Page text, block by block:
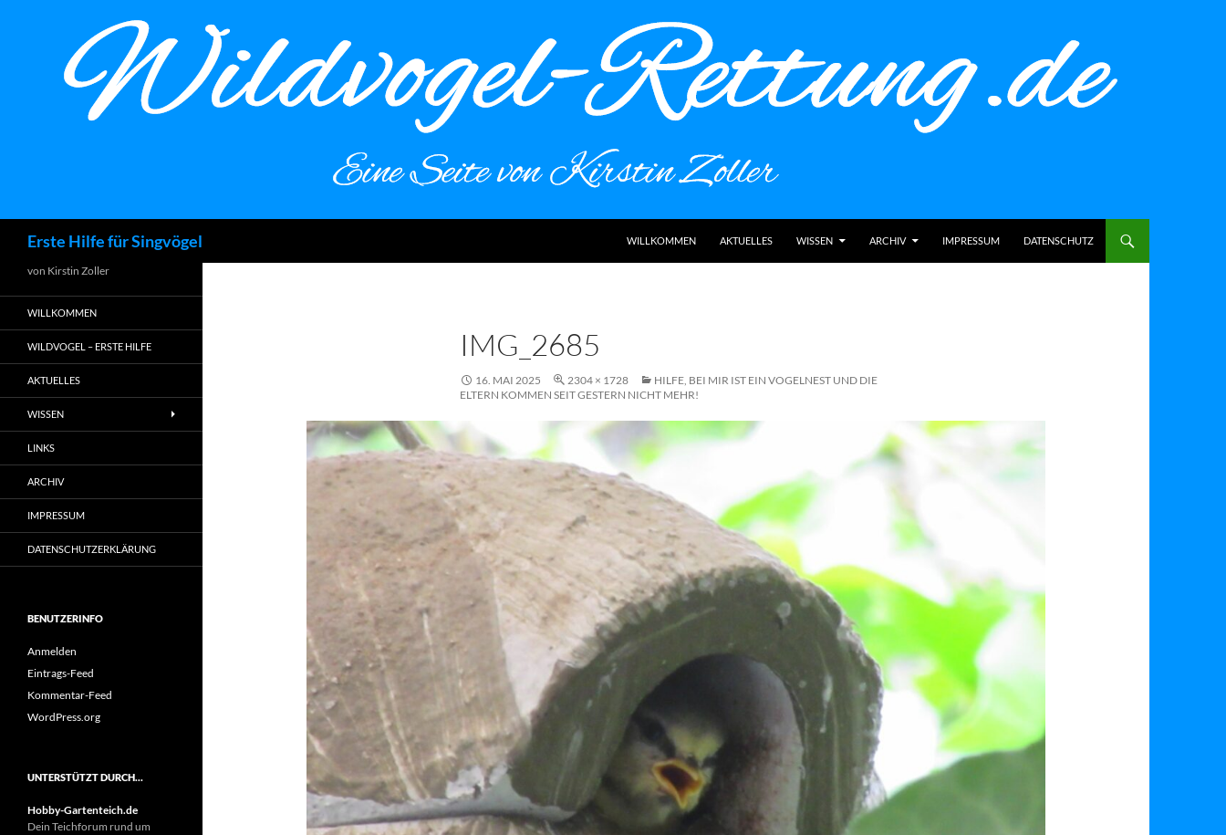
Erste Hilfe für Singvögel WILLKOMMEN AKTUELLES WISSEN ARCHIV IMPRESSUM DATENSCHUTZ
IMG_2685
16. MAI 2025 2304 × 1728
HILFE, BEI MIR IST EIN VOGELNEST UND DIE
ELTERN KOMMEN SEIT GESTERN NICHT MEHR!
von Kirstin Zoller
WILLKOMMEN
WILDVOGEL – ERSTE HILFE
AKTUELLES
WISSEN
LINKS
ARCHIV
IMPRESSUM
DATENSCHUTZERKLÄRUNG
BENUTZERINFO
Anmelden
Eintrags-Feed
Kommentar-Feed
WordPress.org
UNTERSTÜTZT DURCH…
Hobby-Gartenteich.de
Dein Teichforum rund um